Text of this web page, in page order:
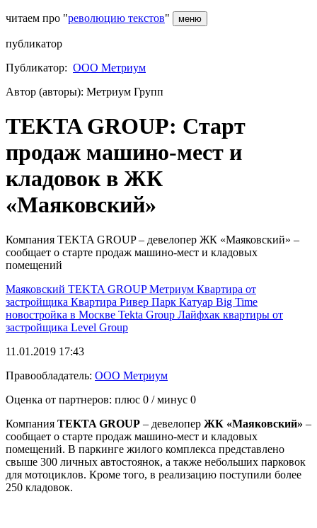
читаем про "революцию текстов" меню
публикатор
Публикатор: ООО Метриум
Автор (авторы): Метриум Групп
TEKTA GROUP: Старт
продаж машино-мест и
кладовок в ЖК
«Маяковский»
Компания TEKTA GROUP – девелопер ЖК «Маяковский» –
сообщает о старте продаж машино-мест и кладовых
помещений
Маяковский TEKTA GROUPМетриум Квартира от
застройщика Квартира Ривер Парк Катуар Big Time
новостройка в Москве Tekta Group Лайфхак квартиры от
застройщика Level Group
11.01.2019 17:43
Правообладатель: ООО Метриум
Оценка от партнеров: плюс 0 / минус 0
Компания TEKTA GROUP – девелопер ЖК «Маяковский» –
сообщает о старте продаж машино-мест и кладовых
помещений. В паркинге жилого комплекса представлено
свыше 300 личных автостоянок, а также небольших парковок
для мотоциклов. Кроме того, в реализацию поступили более
250 кладовок.